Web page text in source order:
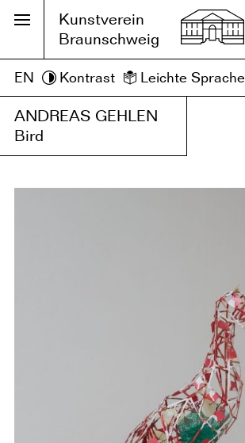
Kunstverein
Braunschweig
EN Kontrast Leichte Sprache
ANDREAS GEHLEN
Bird